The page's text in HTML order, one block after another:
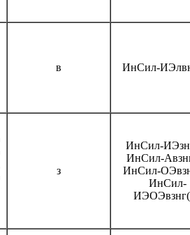
в ИнСил-
з
ИнСил-
ИнСил-
ИнСил-
ИнСил-